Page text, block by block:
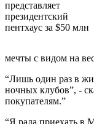
мечты с видом на
“Лишь один раз в
ночных клубов”, -
покупателям.”
“Я рада приехать в